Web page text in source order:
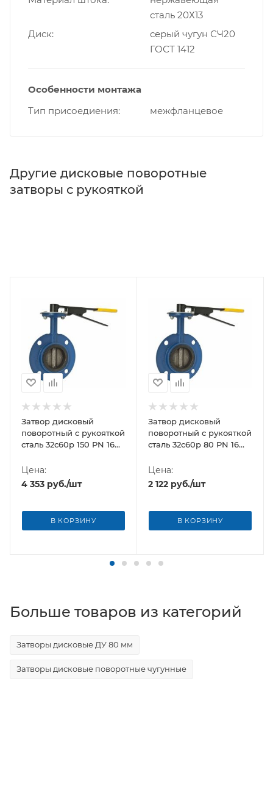
сталь 20Х13
Диск
серый чугун СЧ20
ГОСТ 1412
Особенности монтажа
Тип присоедиения
межфланцевое
Другие дисковые поворотные
затворы с рукояткой
Затвор дисковый
поворотный с рукояткой
сталь 32с60р 150 PN 16
Цена:
4 353 руб./шт
В КОРЗИНУ
Затвор дисковый
поворотный с рукояткой
сталь 32с60р 80 PN 16
Цена:
2 122 руб./шт
В КОРЗИНУ
Больше товаров из категорий
Затворы дисковые ДУ 80 мм
Затворы дисковые поворотные чугунные